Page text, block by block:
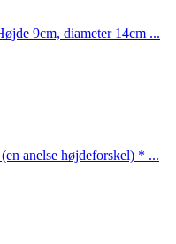
9cm, diameter 14cm ...
anelse højdeforskel) * ...